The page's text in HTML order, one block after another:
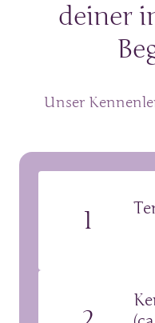
deiner
Unser
1